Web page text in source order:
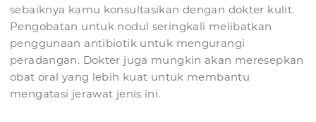
sebaiknya kamu konsultasikan dengan dokter kulit.
Pengobatan untuk nodul seringkali melibatkan
penggunaan antibiotik untuk mengurangi
peradangan. Dokter juga mungkin akan meresepkan
obat oral yang lebih kuat untuk membantu
mengatasi jerawat jenis ini.